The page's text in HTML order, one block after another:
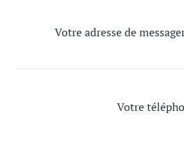
Votre adresse de
Votre